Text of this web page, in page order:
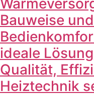
Bauweise
ideale
Qualität,
Heiztechnik